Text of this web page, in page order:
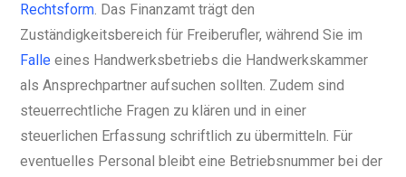
Rechtsform. Das Finanzamt trägt den
Zuständigkeitsbereich für Freiberufler, während Sie im
Falle eines Handwerksbetriebs die Handwerkskammer
als Ansprechpartner aufsuchen sollten. Zudem sind
steuerrechtliche Fragen zu klären und in einer
steuerlichen Erfassung schriftlich zu übermitteln. Für
eventuelles Personal bleibt eine Betriebsnummer bei der